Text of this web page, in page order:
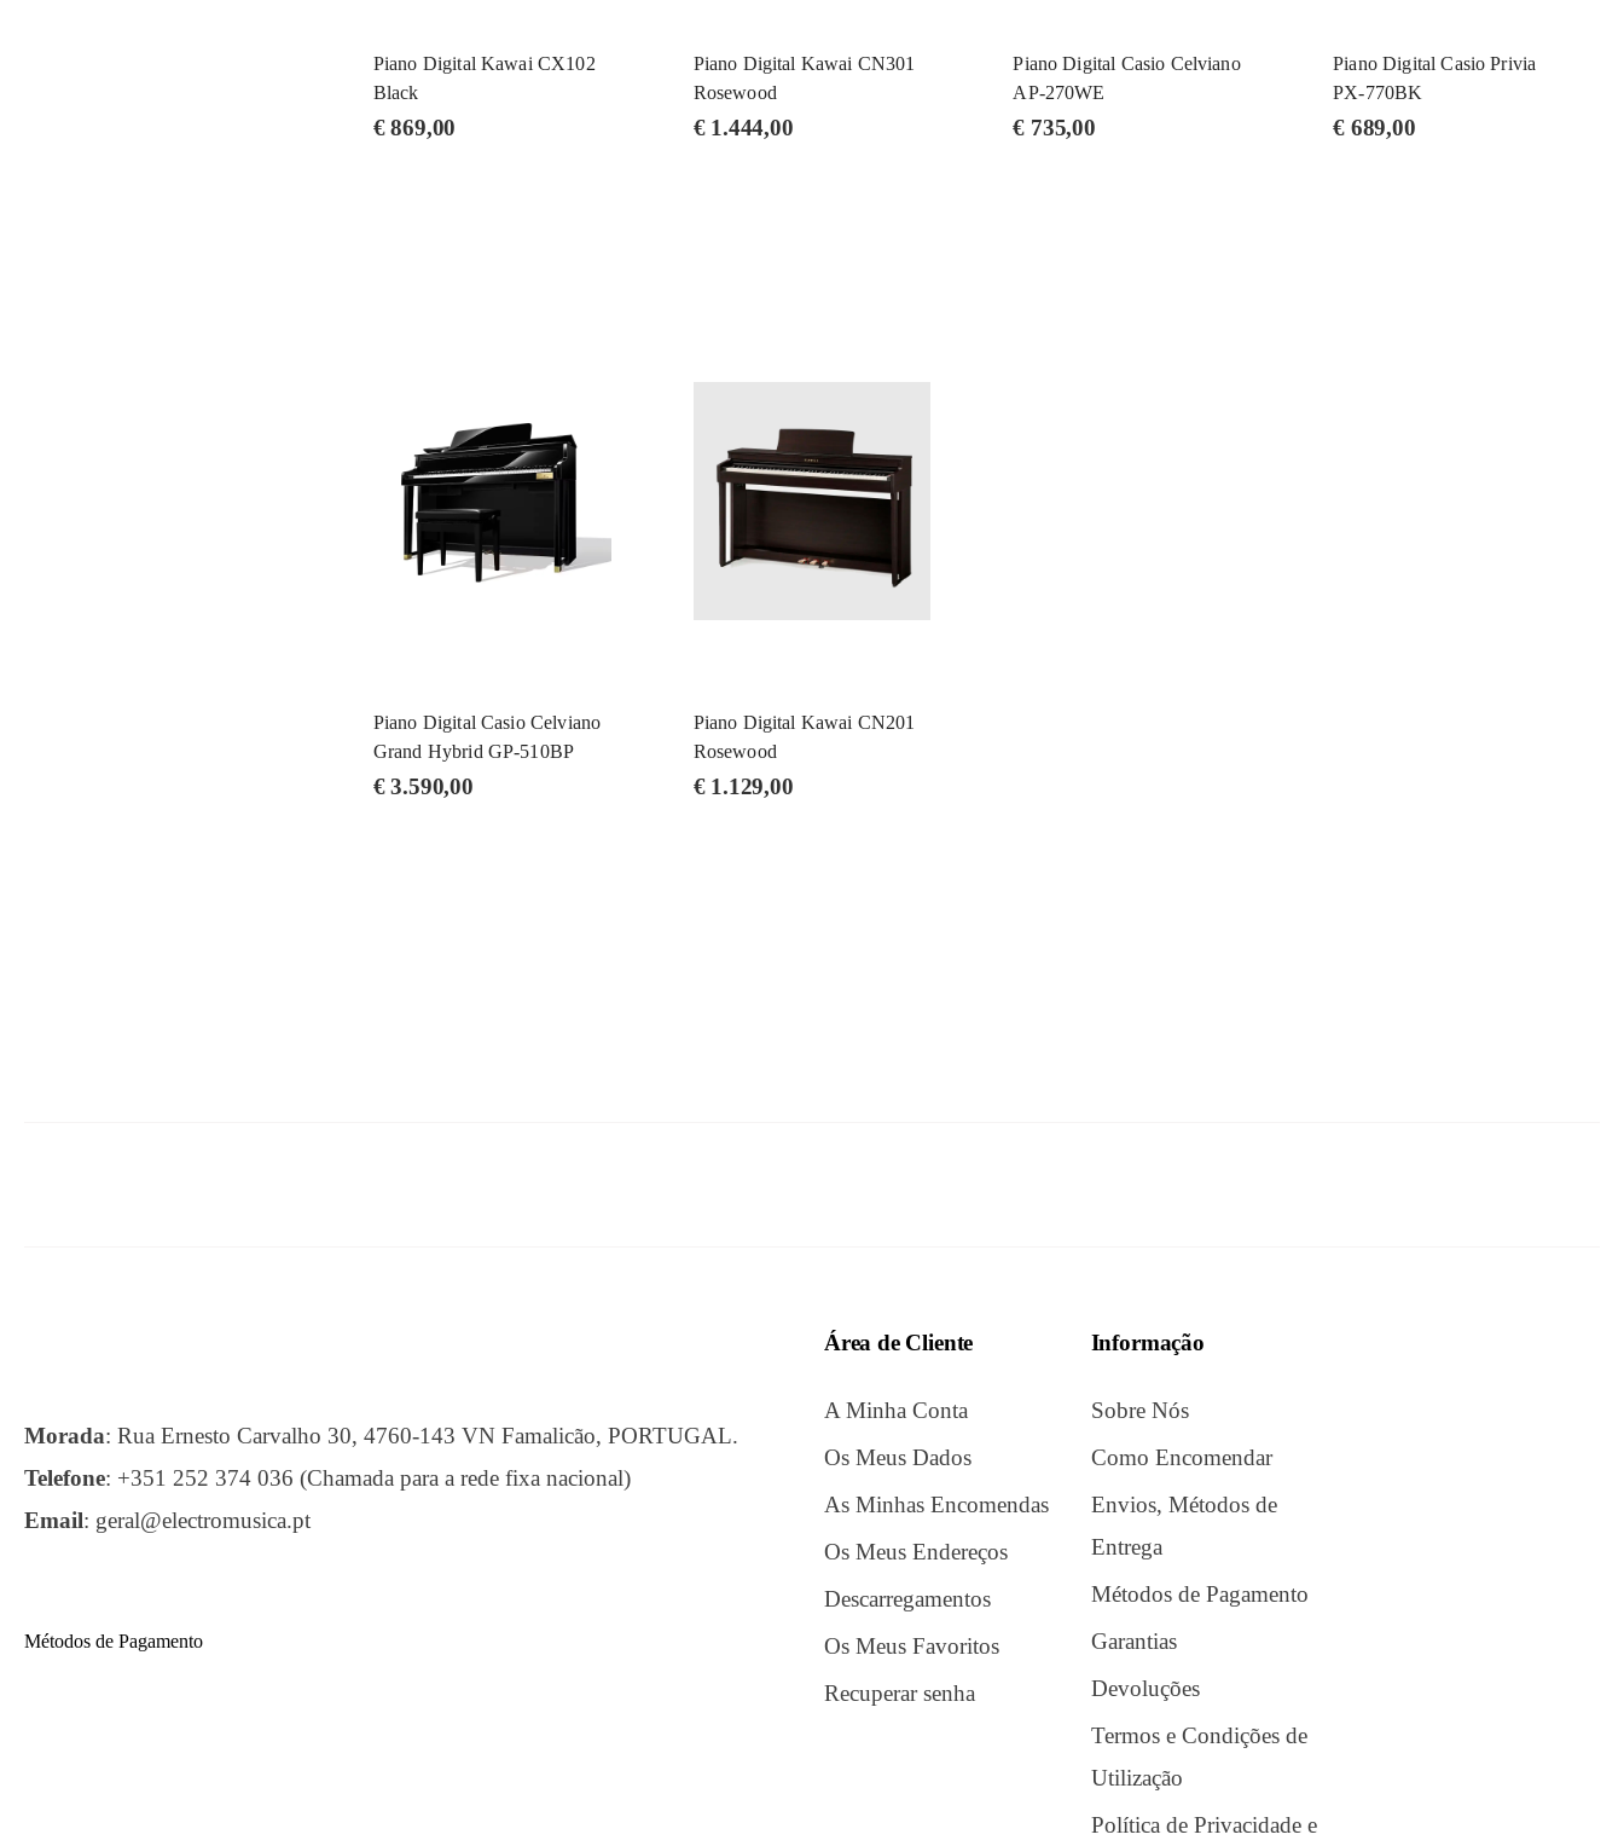
Piano Digital Kawai CX102
Black
€869,00
Piano Digital Kawai CN301
Rosewood
€1.444,00
Piano Digital Casio Celviano
AP-270WE
€ 735,00
Piano Digital Casio Privia
PX-770BK
€ 689,00
Piano Digital Casio Celviano
Grand Hybrid GP-510BP
€3.590,00
Piano Digital Kawai CN201
Rosewood
€1.129,00
Morada: Rua Ernesto Carvalho 30, 4760-143 VN Famalicão, PORTUGAL.
Telefone: +351 252 374 036 (Chamada para a rede fixa nacional)
Email: geral@electromusica.pt
Métodos de Pagamento
Área de Cliente
A Minha Conta
Os Meus Dados
As Minhas Encomendas
Os Meus Endereços
Descarregamentos
Os Meus Favoritos
Recuperar senha
Informação
Sobre Nós
Como Encomendar
Envios, Métodos de
Entrega
Métodos de Pagamento
Garantias
Devoluções
Termos e Condições de
Utilização
Política de Privacidade e